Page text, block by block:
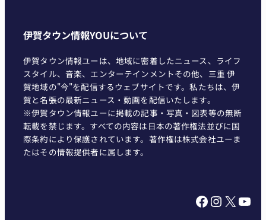
伊賀タウン情報YOUについて
伊賀タウン情報ユーは、地域に密着したニュース、ライフ
スタイル、音楽、エンターテインメントその他、三重 伊
賀地域の"今"を配信するウェブサイトです。私たちは、伊
賀と名張の最新ニュース・動画を配信いたします。
※伊賀タウン情報ユーに掲載の記事・写真・図表等の無断
転載を禁じます。すべての内容は日本の著作権法並びに国
際条約により保護されています。著作権は株式会社ユーま
たはその情報提供者に属します。
Facebook InstagramX YouTube